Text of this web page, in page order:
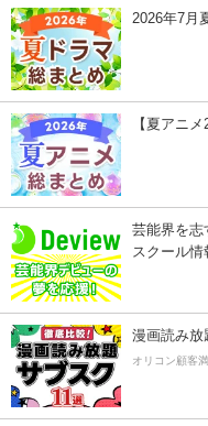
2026年7月
【夏アニ
芸能界を志
スクール情
漫画読み放
オリコン顧客